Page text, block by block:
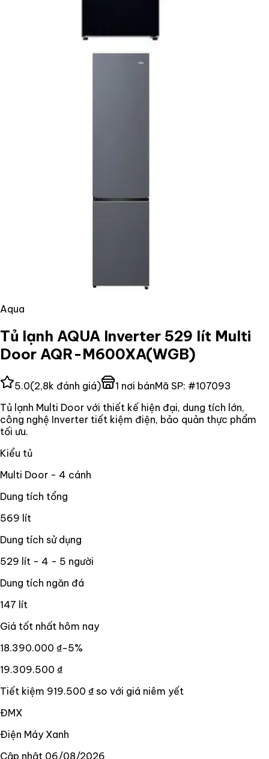
Aqua
Tủ lạnh AQUA Inverter 529 lít Multi
Door AQR-M600XA(WGB)
5.0(2,8k đánh giá) 1 nơi bánMã SP: #107093
Tủ lạnh Multi Door với thiết kế hiện đại, dung tích lớn,
công nghệ Inverter tiết kiệm điện, bảo quản thực phẩm
tối ưu.
Kiểu tủ
Multi Door - 4 cánh
Dung tích tổng
569 lít
Dung tích sử dụng
529 lít - 4 - 5 người
Dung tích ngăn đá
147 lít
Giá tốt nhất hôm nay
18.390.000 ₫−5%
19.309.500 ₫
Tiết kiệm 919.500 ₫ so với giá niêm yết
ĐMX
Điện Máy Xanh
Cập nhật 06/08/2026